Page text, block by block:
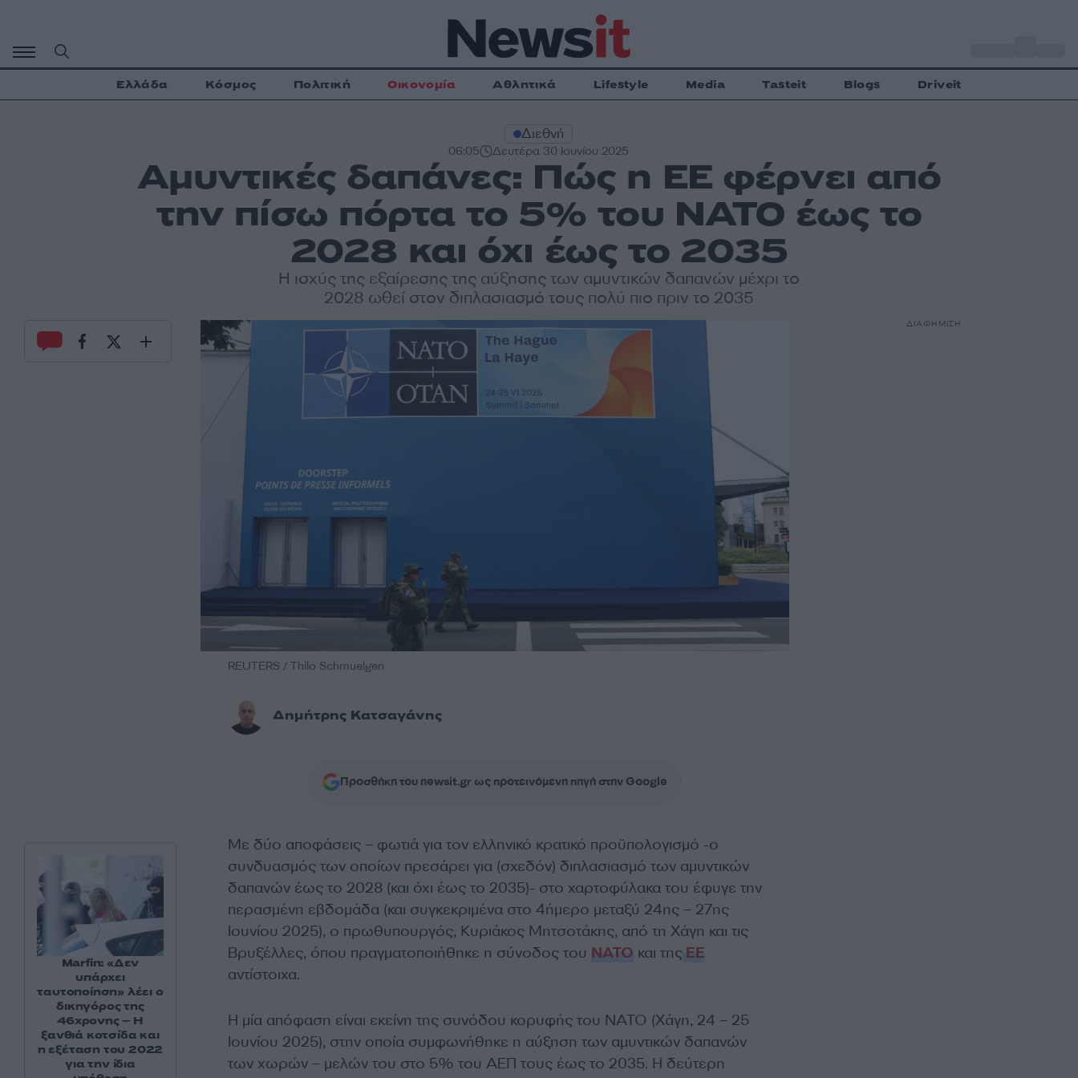
περιεχόμενο
Ελλάδα Κόσμος Πολιτική Οικονομία Αθλητικά Lifestyle Media Tasteit Blogs Driveit
Διεθνή
06:05 Δευτέρα 30 Ιουνίου 2025
Αμυντικές δαπάνες: Πώς η ΕΕ φέρνει από
την πίσω πόρτα το 5% του ΝΑΤΟ έως το
2028 και όχι έως το 2035
Η ισχύς της εξαίρεσης της αύξησης των αμυντικών δαπανών μέχρι το
2028 ωθεί στον διπλασιασμό τους πολύ πιο πριν το 2035
REUTERS / Thilo Schmuelgen
Δημήτρης Κατσαγάνης
Προσθήκη του newsit.gr ως προτεινόμενη πηγή στην Google
Με δύο αποφάσεις – φωτιά για τον ελληνικό κρατικό προϋπολογισμό -ο
συνδυασμός των οποίων πρεσάρει για (σχεδόν) διπλασιασμό των αμυντικών
δαπανών έως το 2028 (και όχι έως το 2035)- στο χαρτοφύλακα του έφυγε την
περασμένη εβδομάδα (και συγκεκριμένα στο 4ήμερο μεταξύ 24ης – 27ης
Ιουνίου 2025), ο πρωθυπουργός, Κυριάκος Μητσοτάκης, από τη Χάγη και τις
Βρυξέλλες, όπου πραγματοποιήθηκε η σύνοδος του ΝΑΤΟ και τηςΕΕ
αντίστοιχα.
Η μία απόφαση είναι εκείνη της συνόδου κορυφής του ΝΑΤΟ (Χάγη, 24 – 25
Ιουνίου 2025), στην οποία συμφωνήθηκε η αύξηση των αμυντικών δαπανών
των χωρών – μελών του στο 5% του ΑΕΠ τους έως το 2035. Η δεύτερη
Marfin: «Δεν
υπάρχει
ταυτοποίηση» λέει ο
δικηγόρος της
46χρονης – Η
ξανθιά κοτσίδα και
η εξέταση του 2022
για την ίδια
ΔΙΑΦΗΜΙΣΗ